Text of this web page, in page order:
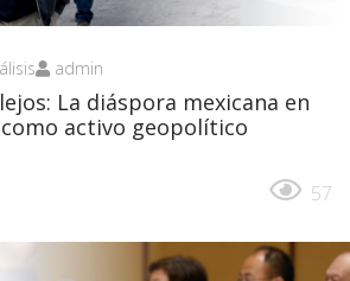
admin
La diáspora mexicana en
activo geopolítico
57